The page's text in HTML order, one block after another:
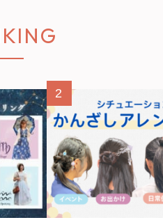
2